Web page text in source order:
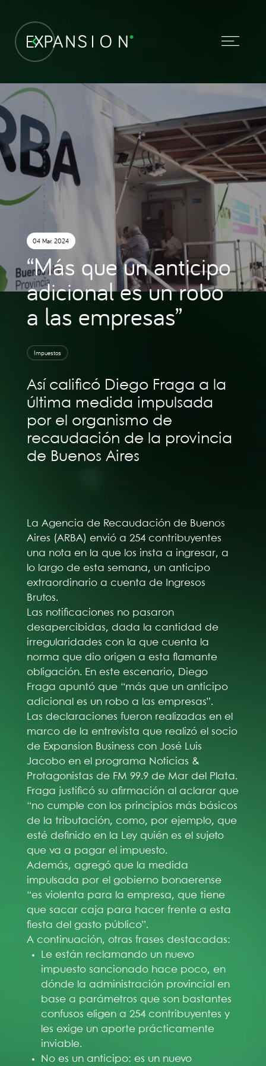
04 Mar. 2024
“Más que un anticipo
adicional es un robo
a las empresas”
Impuestos
Así calificó Diego Fraga a la
última medida impulsada
por el organismo de
recaudación de la provincia
de Buenos Aires
La Agencia de Recaudación de Buenos
Aires (ARBA) envió a 254 contribuyentes
una nota en la que los insta a ingresar, a
lo largo de esta semana, un anticipo
extraordinario a cuenta de Ingresos
Brutos.
Las notificaciones no pasaron
desapercibidas, dada la cantidad de
irregularidades con la que cuenta la
norma que dio origen a esta flamante
obligación. En este escenario, Diego
Fraga apuntó que “más que un anticipo
adicional es un robo a las empresas”.
Las declaraciones fueron realizadas en el
marco de la entrevista que realizó el socio
de Expansion Business con José Luis
Jacobo en el programa Noticias &
Protagonistas de FM 99.9 de Mar del Plata.
Fraga justificó su afirmación al aclarar que
“no cumple con los principios más básicos
de la tributación, como, por ejemplo, que
esté definido en la Ley quién es el sujeto
que va a pagar el impuesto.
Además, agregó que la medida
impulsada por el gobierno bonaerense
“es violenta para la empresa, que tiene
que sacar caja para hacer frente a esta
fiesta del gasto público”.
A continuación, otras frases destacadas:
Le están reclamando un nuevo
impuesto sancionado hace poco, en
dónde la administración provincial en
base a parámetros que son bastantes
confusos eligen a 254 contribuyentes y
les exige un aporte prácticamente
inviable.
No es un anticipo: es un nuevo